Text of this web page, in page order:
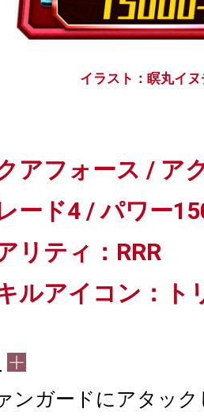
イラスト：瞑丸イヌ
アフォース / ア
ード4 / パワー
リティ：RRR
ルアイコン：ト
ンガードにアタッ